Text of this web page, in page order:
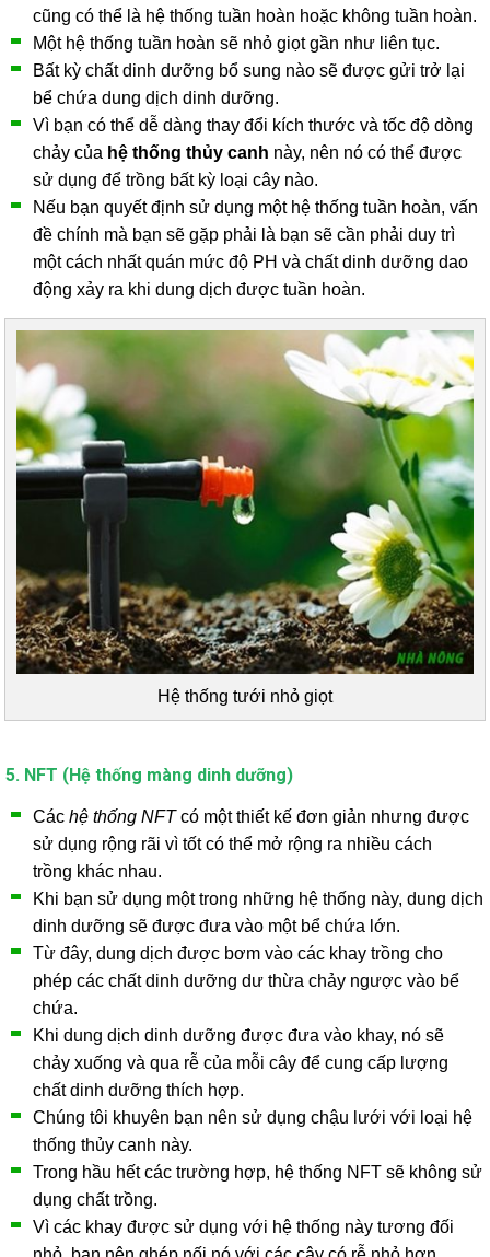
cũng có thể là hệ thống tuần hoàn hoặc không tuần hoàn.
Một hệ thống tuần hoàn sẽ nhỏ giọt gần như liên tục.
Bất kỳ chất dinh dưỡng bổ sung nào sẽ được gửi trở lại
bể chứa dung dịch dinh dưỡng.
Vì bạn có thể dễ dàng thay đổi kích thước và tốc độ dòng
chảy của hệ thống thủy canh này, nên nó có thể được
sử dụng để trồng bất kỳ loại cây nào.
Nếu bạn quyết định sử dụng một hệ thống tuần hoàn, vấn
đề chính mà bạn sẽ gặp phải là bạn sẽ cần phải duy trì
một cách nhất quán mức độ PH và chất dinh dưỡng dao
động xảy ra khi dung dịch được tuần hoàn.
Hệ thống tưới nhỏ giọt
5. NFT (Hệ thống màng dinh dưỡng)
Các hệ thống NFTcó một thiết kế đơn giản nhưng được
sử dụng rộng rãi vì tốt có thể mở rộng ra nhiều cách
trồng khác nhau.
Khi bạn sử dụng một trong những hệ thống này, dung dịch
dinh dưỡng sẽ được đưa vào một bể chứa lớn.
Từ đây, dung dịch được bơm vào các khay trồng cho
phép các chất dinh dưỡng dư thừa chảy ngược vào bể
chứa.
Khi dung dịch dinh dưỡng được đưa vào khay, nó sẽ
chảy xuống và qua rễ của mỗi cây để cung cấp lượng
chất dinh dưỡng thích hợp.
Chúng tôi khuyên bạn nên sử dụng chậu lưới với loại hệ
thống thủy canh này.
Trong hầu hết các trường hợp, hệ thống NFT sẽ không sử
dụng chất trồng.
Vì các khay được sử dụng với hệ thống này tương đối